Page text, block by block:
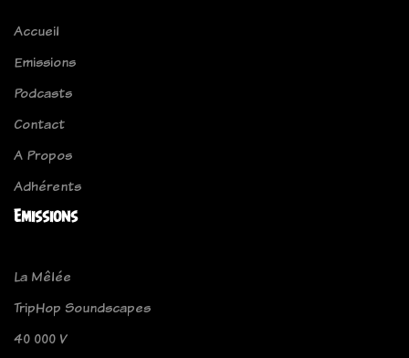
Accueil
Emissions
Podcasts
Contact
A Propos
Adhérents
Emissions
La Mêlée
TripHop Soundscapes
40 000 V